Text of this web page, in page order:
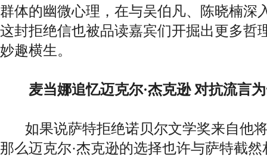
群体的幽微心理，在与吴伯凡、陈晓楠深
这封拒绝信也被品读嘉宾们开掘出更多哲
妙趣横生。
麦当娜追忆迈克尔·杰克逊 对抗流言
如果说萨特拒绝诺贝尔文学奖来自他
那么迈克尔·杰克逊的选择也许与萨特截